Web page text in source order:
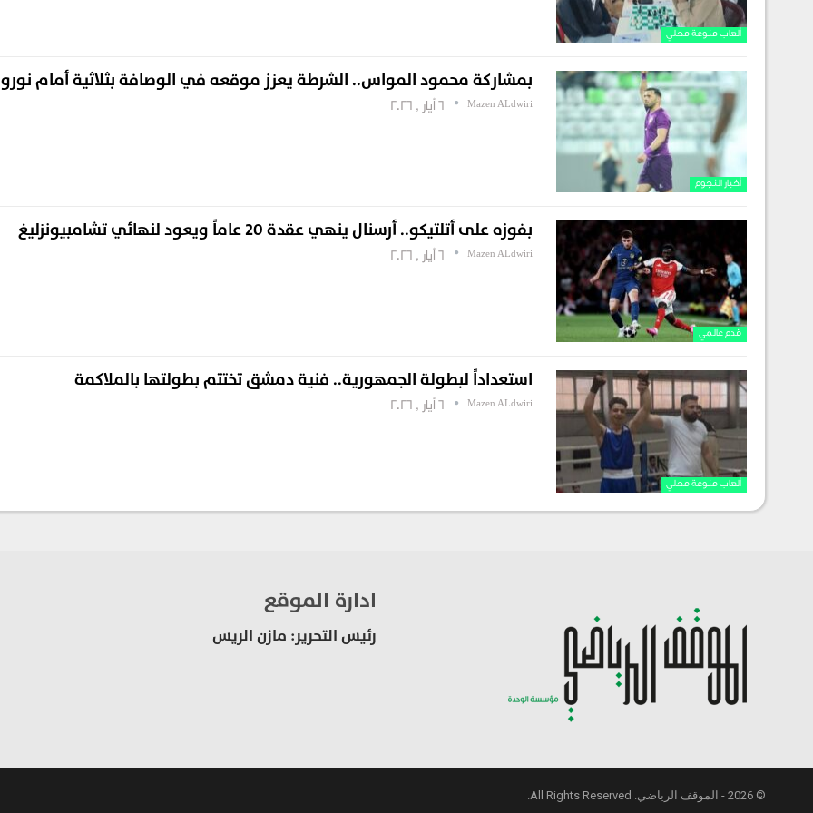
ألعاب منوعة محلي
أخبار النجوم
بمشاركة محمود المواس.. الشرطة يعزز موقعه في الوصافة بثلاثية أمام
Mazen ALdwiri 6 أيار , 2026
قدم عالمي
بفوزه على أتلتيكو.. أرسنال ينهي عقدة 20 عاماً ويعود لنهائي تشامبيونزليغ
Mazen ALdwiri 6 أيار , 2026
ألعاب منوعة محلي
استعداداً لبطولة الجمهورية.. فنية دمشق تختتم بطولتها بالملاكمة
Mazen ALdwiri 6 أيار , 2026
ادارة الموقع
رئيس التحرير: مازن الريس
© 2026 - الموقف الرياضي. All Rights Reserved.